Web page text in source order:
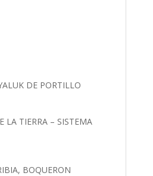
DE PORTILLO
LA TIERRA – SISTEMA
BOQUERON